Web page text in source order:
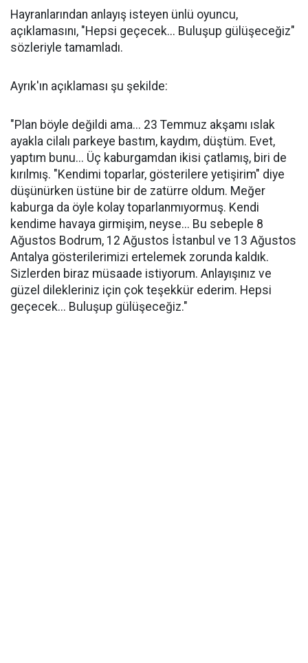
Hayranlarından anlayış isteyen ünlü oyuncu,
açıklamasını, "Hepsi geçecek... Buluşup gülüşeceğiz"
sözleriyle tamamladı.
Ayrık'ın açıklaması şu şekilde:
"Plan böyle değildi ama... 23 Temmuz akşamı ıslak
ayakla cilalı parkeye bastım, kaydım, düştüm. Evet,
yaptım bunu... Üç kaburgamdan ikisi çatlamış, biri de
kırılmış. "Kendimi toparlar, gösterilere yetişirim" diye
düşünürken üstüne bir de zatürre oldum. Meğer
kaburga da öyle kolay toparlanmıyormuş. Kendi
kendime havaya girmişim, neyse... Bu sebeple 8
Ağustos Bodrum, 12 Ağustos İstanbul ve 13 Ağustos
Antalya gösterilerimizi ertelemek zorunda kaldık.
Sizlerden biraz müsaade istiyorum. Anlayışınız ve
güzel dilekleriniz için çok teşekkür ederim. Hepsi
geçecek... Buluşup gülüşeceğiz."